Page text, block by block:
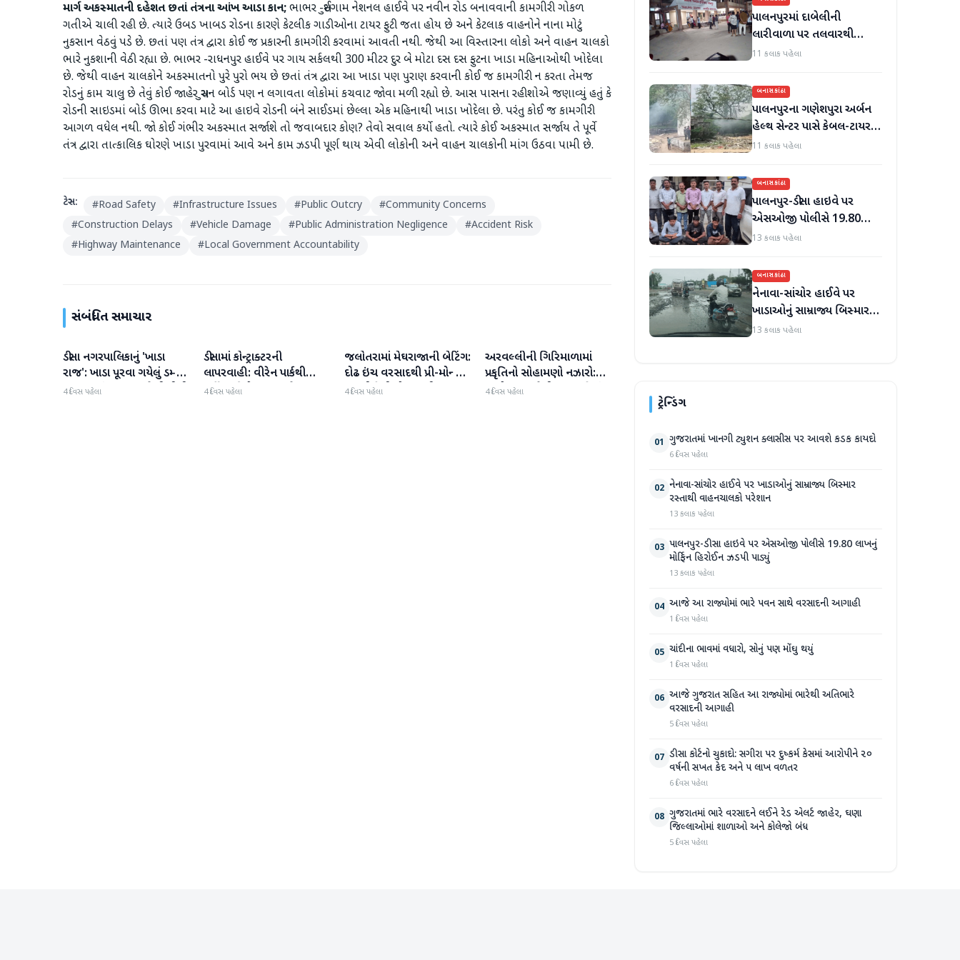
માર્ગ અકસ્માતની દહેશત છતાં તંત્રના આંખ આડા કાન;ભાભર -સુઈગામ નેશનલ હાઈવે પર નવીન રોડ બનાવવાની કામગીરી ગોકળ
ગતીએ ચાલી રહી છે. ત્યારે ઉબડ ખાબડ રોડના કારણે કેટલીક ગાડીઓના ટાયર ફુટી જતા હોય છે અને કેટલાક વાહનોને નાના મોટું
નુકસાન વેઠવું પડે છે. છતાં પણ તંત્ર દ્વારા કોઈ જ પ્રકારની કામગીરી કરવામાં આવતી નથી. જેથી આ વિસ્તારના લોકો અને વાહન ચાલકો
ભારે નુકશાની વેઠી રહ્યા છે. ભાભર -રાધનપુર હાઈવે પર ગાય સર્કલથી 300 મીટર દુર બે મોટા દસ દસ ફુટના ખાડા મહિનાઓથી ખોદેલા
છે. જેથી વાહન ચાલકોને અકસ્માતનો પુરે પુરો ભય છે છતાં તંત્ર દ્વારા આ ખાડા પણ પુરાણ કરવાની કોઈ જ કામગીરી ન કરતા તેમજ
રોડનું કામ ચાલુ છે તેવું કોઈ જાહેર સુચન બોર્ડ પણ ન લગાવતા લોકોમાં કચવાટ જોવા મળી રહ્યો છે. આસ પાસના રહીશોએ જણાવ્યું હતું કે
રોડની સાઇડમાં બોર્ડ ઊભા કરવા માટે આ હાઇવે રોડની બંને સાઈડમાં છેલ્લા એક મહિનાથી ખાડા ખોદેલા છે. પરંતુ કોઈ જ કામગીરી
આગળ વધેલ નથી. જો કોઈ ગંભીર અકસ્માત સર્જાશે તો જવાબદાર કોણ? તેવો સવાલ કર્યો હતો. ત્યારે કોઈ અકસ્માત સર્જાય તે પૂર્વે
તંત્ર દ્વારા તાત્કાલિક ઘોરણે ખાડા પુરવામાં આવે અને કામ ઝડપી પૂર્ણ થાય એવી લોકોની અને વાહન ચાલકોની માંગ ઉઠવા પામી છે.
ટેગ્સ: #Road Safety #Infrastructure Issues #Public Outcry #Community Concerns
#Construction Delays #Vehicle Damage #Public Administration Negligence #Accident Risk
#Highway Maintenance #Local Government Accountability
સંબંધિત સમાચાર
બનાસકાંઠા
ડીસા નગરપાલિકાનું 'ખાડા
રાજ': ખાડા પૂરવા ગયેલું ડમ્પર
જ ભૂવામાં ગરકાવ, જેસીબીની
4 દિવસ પહેલા
બનાસકાંઠા
ડીસામાં કોન્ટ્રાક્ટરની
લાપરવાહી: વીરેન પાર્કથી
માર્કેટયાર્ડ રોડ પર આડેધડ
4 દિવસ પહેલા
બનાસકાંઠા
જલોતરામાં મેઘરાજાની બેટિંગ:
દોઢ ઇંચ વરસાદથી પ્રી-મોન્સૂન
કામગીરીની પોલ ખુલી
4 દિવસ પહેલા
બનાસકાંઠા
અરવલ્લીની ગિરિમાળામાં
પ્રકૃતિનો સોહામણો નઝારો:
જલોતરા ગામેથી ગુરુ પર્વતનું
4 દિવસ પહેલા
પાલનપુરમાં દાબેલીની
લારીવાળા પર તલવારથી
હુમલો: બે ઈજાગ્રસ્ત, આરોપી
11 કલાક પહેલા
બનાસકાંઠા
પાલનપુરના ગણેશપુરા અર્બન
હેલ્થ સેન્ટર પાસે કેબલ-ટાયર
સળગાવાતા ફેલાયેલા ધુમાડાથી
11 કલાક પહેલા
બનાસકાંઠા
પાલનપુર-ડીસા હાઇવે પર
એસઓજી પોલીસે 19.80
લાખનું મોર્ફિન હિરોઈન ઝડપી
13 કલાક પહેલા
બનાસકાંઠા
નેનાવા-સાંચોર હાઈવે પર
ખાડાઓનું સામ્રાજ્ય બિસ્માર
રસ્તાથી વાહનચાલકો પરેશાન
13 કલાક પહેલા
ટ્રેન્ડિંગ
01 ગુજરાતમાં ખાનગી ટ્યુશન ક્લાસીસ પર આવશે કડક કાયદો
6 દિવસ પહેલા
02 નેનાવા-સાંચોર હાઈવે પર ખાડાઓનું સામ્રાજ્ય બિસ્માર
રસ્તાથી વાહનચાલકો પરેશાન
13 કલાક પહેલા
03 પાલનપુર-ડીસા હાઇવે પર એસઓજી પોલીસે 19.80 લાખનું
મોર્ફિન હિરોઈન ઝડપી પાડ્યું
13 કલાક પહેલા
04 આજે આ રાજ્યોમાં ભારે પવન સાથે વરસાદની આગાહી
1 દિવસ પહેલા
05 ચાંદીના ભાવમાં વધારો, સોનું પણ મોંઘુ થયું
1 દિવસ પહેલા
06 આજે ગુજરાત સહિત આ રાજ્યોમાં ભારેથી અતિભારે
વરસાદની આગાહી
5 દિવસ પહેલા
07 ડીસા કોર્ટનો ચુકાદો: સગીરા પર દુષ્કર્મ કેસમાં આરોપીને ૨૦
વર્ષની સખત કેદ અને ૫ લાખ વળતર
6 દિવસ પહેલા
08 ગુજરાતમાં ભારે વરસાદને લઈને રેડ એલર્ટ જાહેર, ઘણા
જિલ્લાઓમાં શાળાઓ અને કોલેજો બંધ
5 દિવસ પહેલા